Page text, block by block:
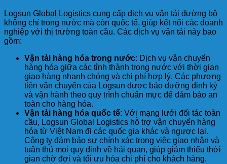
Logsun Global Logistics cung cấp dịch vụ vận tải đường bộ
không chỉ trong nước mà còn quốc tế, giúp kết nối các doanh
nghiệp với thị trường toàn cầu. Các dịch vụ vận tải này bao
gồm:
Vận tải hàng hóa trong nước: Dịch vụ vận chuyển
hàng hóa giữa các tỉnh thành trong nước với thời gian
giao hàng nhanh chóng và chi phí hợp lý. Các phương
tiện vận chuyển của Logsun được bảo dưỡng định kỳ
và vận hành theo quy trình chuẩn mực để đảm bảo an
toàn cho hàng hóa.
Vận tải hàng hóa quốc tế: Với mạng lưới đối tác toàn
cầu, Logsun Global Logistics hỗ trợ vận chuyển hàng
hóa từ Việt Nam đi các quốc gia khác và ngược lại.
Công ty đảm bảo sự chính xác trong việc giao nhận và
tuân thủ mọi quy định về hải quan, giúp giảm thiểu thời
gian chờ đợi và tối ưu hóa chi phí cho khách hàng.